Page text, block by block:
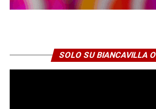
SOLO SU BIANCAVILLA